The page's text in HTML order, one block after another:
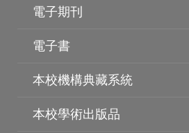
電子期刊
電子書
本校機構典藏系統
本校學術出版品